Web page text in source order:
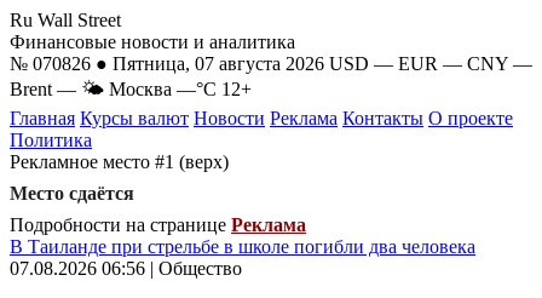
Ru Wall Street
Финансовые новости и аналитика
№ 070826 ● Пятница, 07 августа 2026 USD — EUR — CNY —
Brent — 🌤 Москва —°C 12+
Главная Курсы валют Новости Реклама Контакты О проекте
Политика
Рекламное место #1 (верх)
Место сдаётся
Подробности на странице Реклама
В Таиланде при стрельбе в школе погибли два человека
07.08.2026 06:56 | Общество